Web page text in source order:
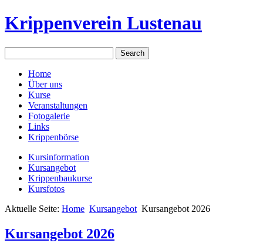
Krippenverein Lustenau
Home
Über uns
Kurse
Veranstaltungen
Fotogalerie
Links
Krippenbörse
Kursinformation
Kursangebot
Krippenbaukurse
Kursfotos
Aktuelle Seite: Home Kursangebot Kursangebot 2026
Kursangebot 2026